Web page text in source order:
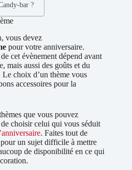
bar ?
vous devez
pour votre anniversaire.
cet évènement dépend avant
mais aussi des goûts et du
Le choix d’un thème vous
accessoires pour la
que vous pouvez
choisir celui qui vous séduit
. Faites tout de
un sujet difficile à mettre
de disponibilité en ce qui